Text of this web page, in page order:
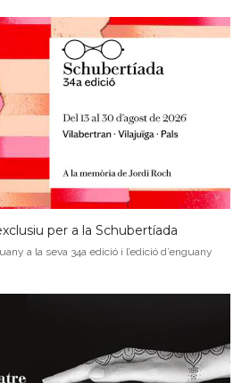
per a la Schubertíada
a la seva 34a edició i l’edició d’enguany